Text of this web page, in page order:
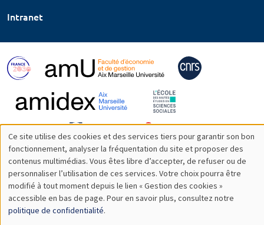
Intranet
Utilisation
des
données
personnelles
Ce site utilise des cookies et des services tiers pour garantir son bon
fonctionnement, analyser la fréquentation du site et proposer des
contenus multimédias. Vous êtes libre d’accepter, de refuser ou de
personnaliser l’utilisation de ces services. Votre choix pourra être
modifié à tout moment depuis le lien « Gestion des cookies »
accessible en bas de page. Pour en savoir plus, consultez notre
politique de confidentialité.